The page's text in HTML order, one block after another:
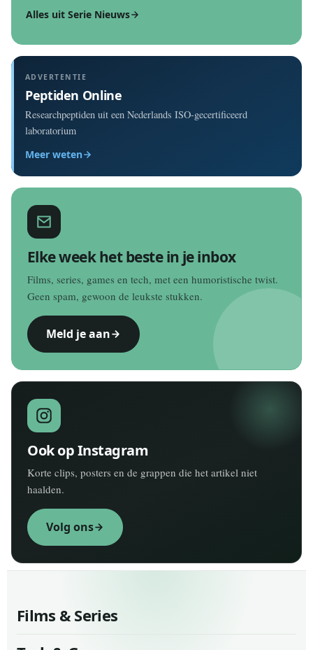
Alles uit Serie Nieuws
ADVERTENTIE
Peptiden Online
Researchpeptiden uit een Nederlands ISO-gecertificeerd
laboratorium
Meer weten
Elke week het beste in je inbox
Films, series, games en tech, met een humoristische twist.
Geen spam, gewoon de leukste stukken.
Meld je aan
Ook op Instagram
Korte clips, posters en de grappen die het artikel niet
haalden.
Volg ons
Films & Series